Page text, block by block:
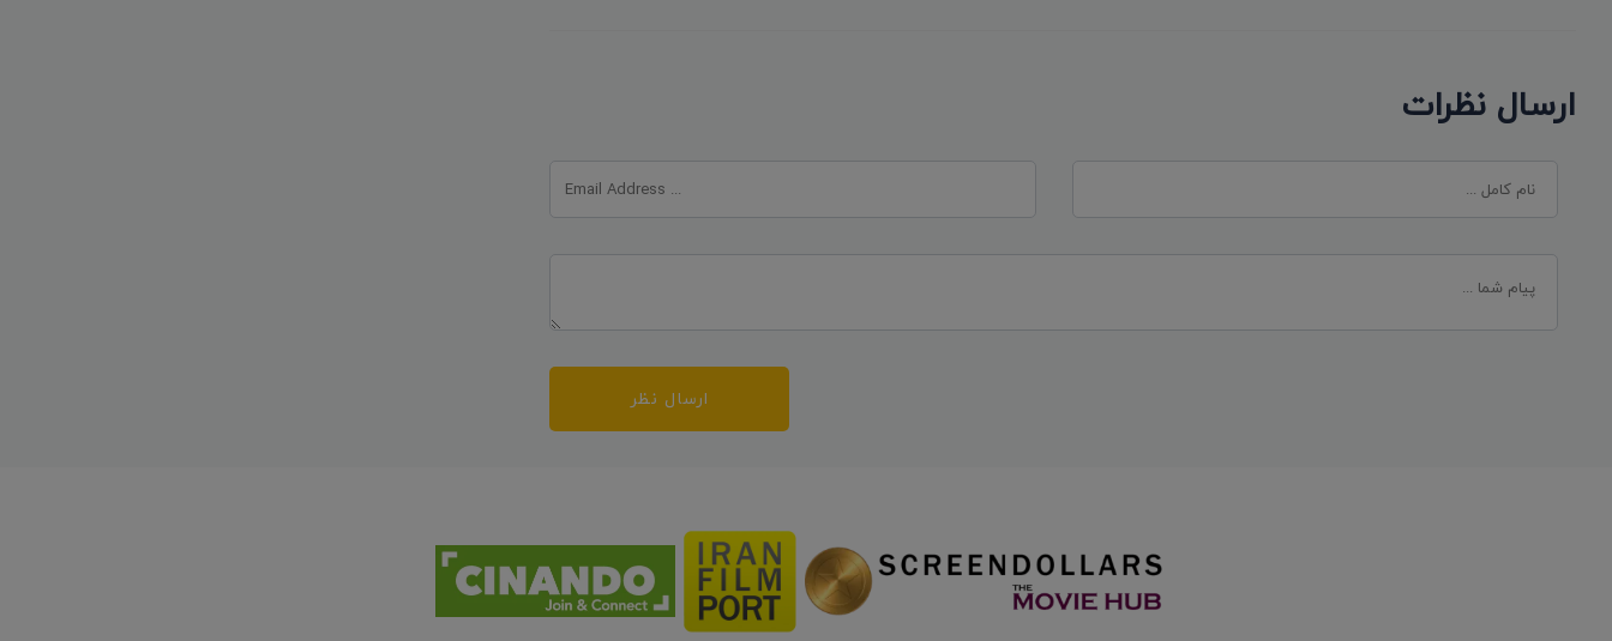
ارسال نظرات
ارسال نظر